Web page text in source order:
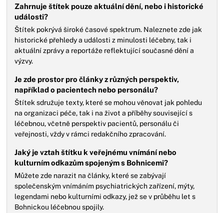
Zahrnuje štítek pouze aktuální dění, nebo i historické
události?
Štítek pokrývá široké časové spektrum. Naleznete zde jak
historické přehledy a události z minulosti léčebny, tak i
aktuální zprávy a reportáže reflektující současné dění a
výzvy.
Je zde prostor pro články z různých perspektiv,
například o pacientech nebo personálu?
Štítek sdružuje texty, které se mohou věnovat jak pohledu
na organizaci péče, tak i na život a příběhy související s
léčebnou, včetně perspektiv pacientů, personálu či
veřejnosti, vždy v rámci redakčního zpracování.
Jaký je vztah štítku k veřejnému vnímání nebo
kulturním odkazům spojeným s Bohnicemi?
Můžete zde narazit na články, které se zabývají
společenským vnímáním psychiatrických zařízení, mýty,
legendami nebo kulturními odkazy, jež se v průběhu let s
Bohnickou léčebnou spojily.